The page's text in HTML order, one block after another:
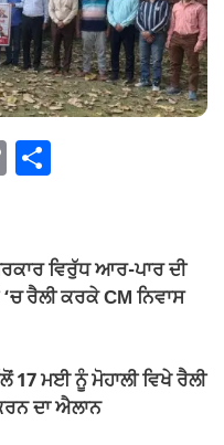
C
y
Li
k
e
ਵਿਰੁੱਧ ਆਰ-ਪਾਰ ਦੀ
ਰੈਲੀ ਕਰਕੇ CM ਨਿਵਾਸ
17 ਮਈ ਨੂੰ ਮੋਹਾਲੀ ਵਿਖੇ ਰੈਲੀ
ਦਾ ਐਲਾਨ